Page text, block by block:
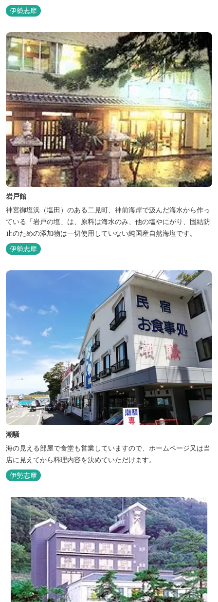
伊勢志摩
岩戸館
神宮御塩浜（塩田）のある二見町、神前海岸で汲んだ海水から作っ
ている「岩戸の塩」は、原料は海水のみ、他の塩やにがり、固結防
止のための添加物は一切使用していない純国産自然海塩です。
伊勢志摩
潮騒
海の見える部屋で食堂も営業していますので、ホームページ又は当
店に見えてから料理内容を決めていただけます。
伊勢志摩